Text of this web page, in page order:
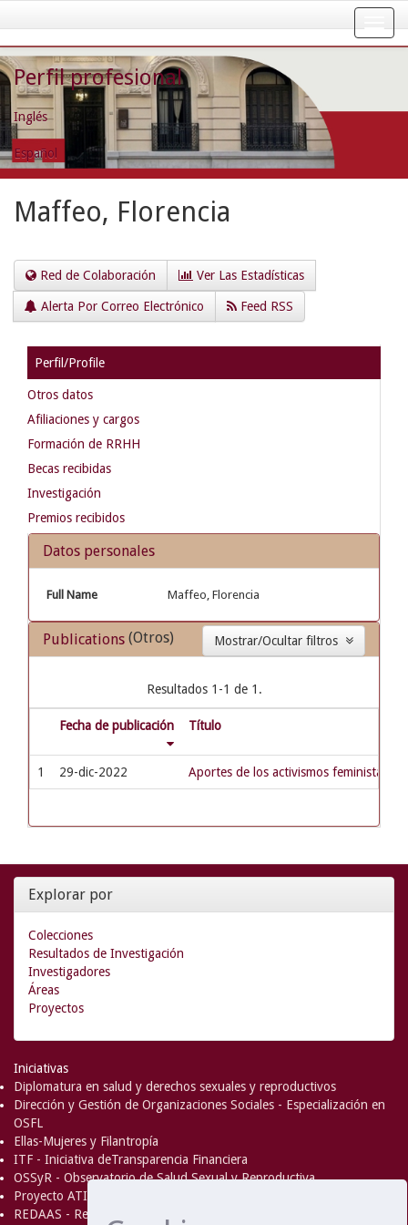
navigation
Perfil profesional
Inglés
Español
Maffeo, Florencia
Red de Colaboración Ver Las Estadísticas
Alerta Por Correo Electrónico Feed RSS
Perfil/Profile
Otros datos
Afiliaciones y cargos
Formación de RRHH
Becas recibidas
Investigación
Premios recibidos
Datos personales
Full Name Maffeo, Florencia
Publications (Otros)
Resultados 1-1 de 1.
Fecha de publicación Título
1 29-dic-2022 Aportes de los activismos feministas y
Explorar por
Colecciones
Resultados de Investigación
Investigadores
Áreas
Proyectos
Iniciativas
Diplomatura en salud y derechos sexuales y reproductivos
Dirección y Gestión de Organizaciones Sociales - Especialización en
OSFL
Ellas-Mujeres y Filantropía
ITF - Iniciativa deTransparencia Financiera
OSSyR - Observatorio de Salud Sexual y Reproductiva
Proyecto ATICA
REDAAS - Red de Acceso al Aborto Seguro